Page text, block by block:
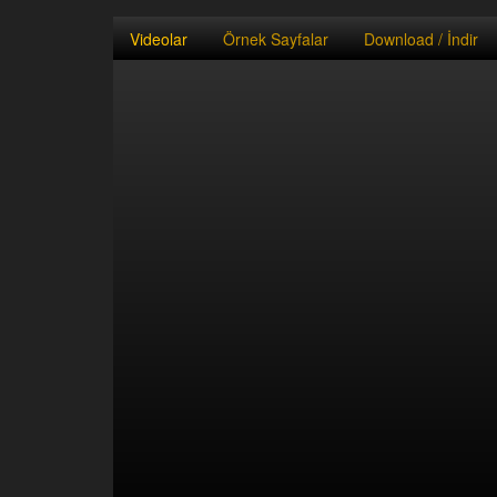
Videolar Örnek Sayfalar Download / İndir